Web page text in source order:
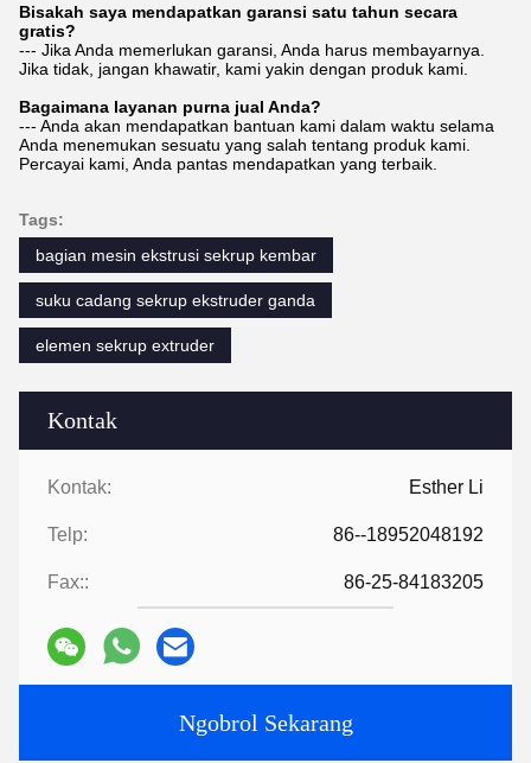
Kontak
Kontak: Esther Li
Telp: 86--18952048192
Fax:: 86-25-84183205
Ngobrol Sekarang
Bisakah saya mendapatkan garansi satu tahun secara
gratis?
--- Jika Anda memerlukan garansi, Anda harus membayarnya.
Jika tidak, jangan khawatir, kami yakin dengan produk kami.
Bagaimana layanan purna jual Anda?
--- Anda akan mendapatkan bantuan kami dalam waktu selama
Anda menemukan sesuatu yang salah tentang produk kami.
Percayai kami, Anda pantas mendapatkan yang terbaik.
Tags:
bagian mesin ekstrusi sekrup kembar
suku cadang sekrup ekstruder ganda
elemen sekrup extruder